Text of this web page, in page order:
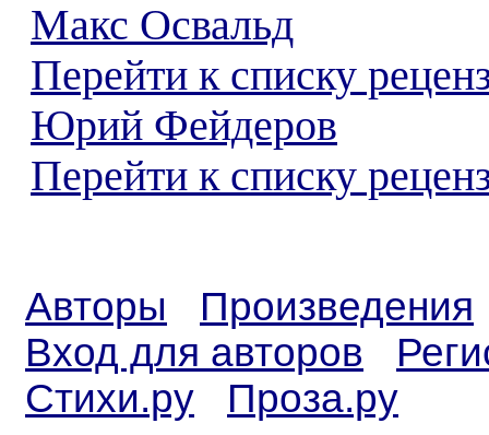
Макс Освальд
Перейти к списку
Юрий Фейдеров
Перейти к списку
Авторы
Произведения
Вход для авторов
Стихи.ру
Проза.ру